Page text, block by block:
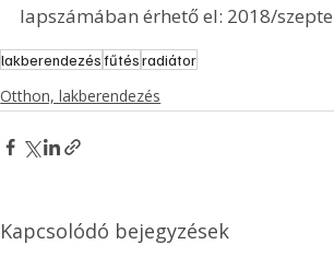
lapszámában érhető el: 2018/
lakberendezésfűtésradiátor
Otthon, lakberendezés
Kapcsolódó bejegyzések